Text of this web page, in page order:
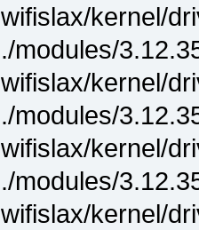
wifislax/kernel/
./modules/
wifislax/kernel/
./modules/
wifislax/kernel/
./modules/
wifislax/kernel/